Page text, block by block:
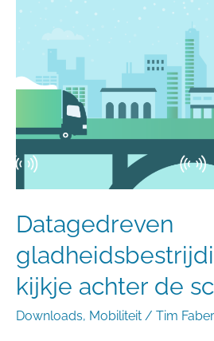
Datagedreven
kijkje achter de
Downloads, Mobiliteit / Tim Faber
gladheidsbestrijding:
de
schermen